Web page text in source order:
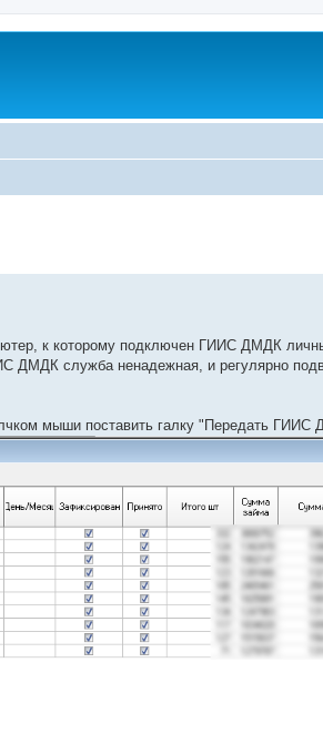
к которому подключен ГИИС ДМДК
ДМДК служба ненадежная, и регулярно
мыши поставить галку "Передать ГИИС